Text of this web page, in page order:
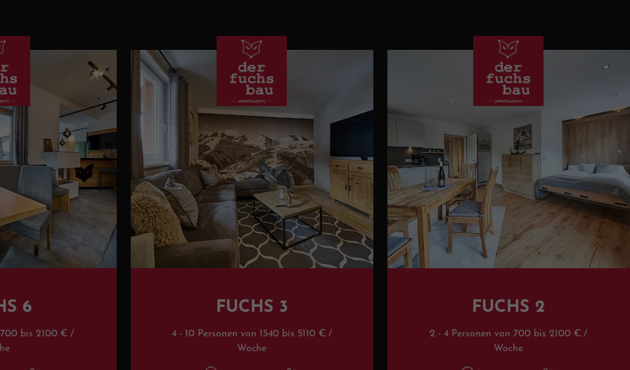
6
bis 2100 € /
FUCHS 3
4 - 10 Personen von 1540 bis 5110 € /
Woche
FUCHS 2
2 - 4 Personen von 700 bis 2100 € /
Woche